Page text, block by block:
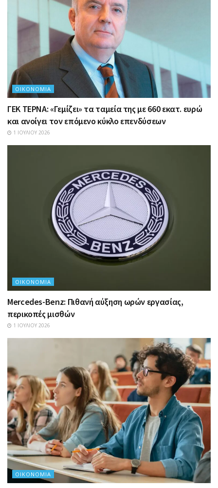
ΟΙΚΟΝΟΜΊΑ
ΓΕΚ ΤΕΡΝΑ: «Γεμίζει» τα ταμεία της με 660 εκατ. ευρώ
και ανοίγει τον επόμενο κύκλο επενδύσεων
1 ΙΟΥΛΊΟΥ 2026
ΟΙΚΟΝΟΜΊΑ
Mercedes-Benz: Πιθανή αύξηση ωρών εργασίας,
περικοπές μισθών
1 ΙΟΥΛΊΟΥ 2026
ΟΙΚΟΝΟΜΊΑ